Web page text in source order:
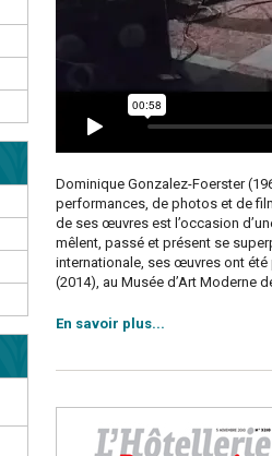
Dominique Gonzalez-Foerster
performances, de photos et de
de ses œuvres est l’occasion
mêlent, passé et présent se
internationale, ses œuvres ont été
(2014), au Musée d’Art Moderne
En savoir plus...